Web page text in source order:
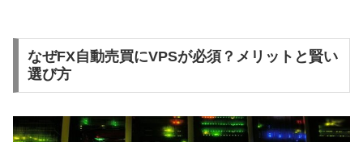
なぜFX自動売買にVPSが必須？メリットと賢い
選び方